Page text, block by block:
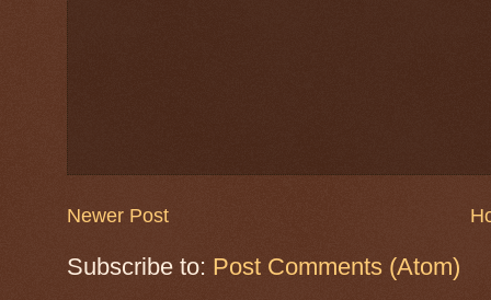
Newer Post
Subscribe to: Post Comments (Atom)